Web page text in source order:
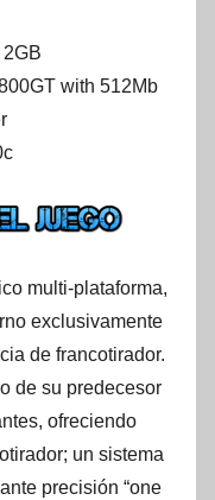
2GB
with 512Mb
multi-plataforma,
exclusivamente
de francotirador.
de su predecesor
ofreciendo
un sistema
precisión “one